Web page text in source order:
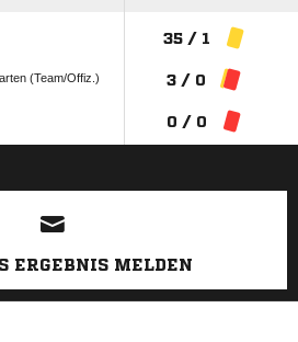
(Team/Offiz.)
35 / 1
3 / 0
0 / 0
ANZEIGE
ERGEBNIS MELDEN